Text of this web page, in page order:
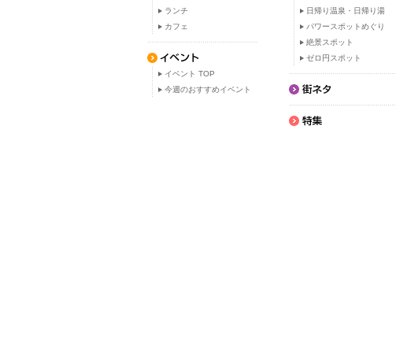
ランチ
カフェ
イベント TOP
今週のおすすめイベント
日帰り温泉・日帰り湯
パワースポットめぐり
絶景スポット
ゼロ円スポット